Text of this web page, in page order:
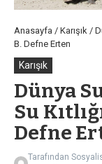
Anasayfa / Karışık /
B. Defne Erten
Karışık
Dünya
Su
Defne
Tarafından